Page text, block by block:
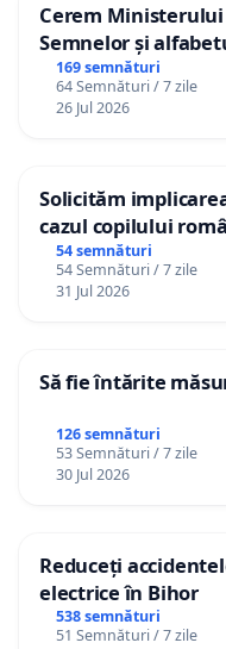
Cerem
Semnelor și
Republica Moldova!
169 semnături
64 Semnături / 7 zile
26 Jul 2026
Solicităm
cazul copilului
Gheorghe, aflat în
12 ani
54 semnături
54 Semnături / 7 zile
31 Jul 2026
Să fie întărite
126 semnături
53 Semnături / 7 zile
30 Jul 2026
Reduceți
electrice în Bihor
538 semnături
51 Semnături / 7 zile